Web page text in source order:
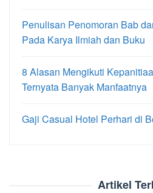
Penulisan Penomoran Bab
Pada Karya Ilmiah dan Buku
8 Alasan Mengikuti
Ternyata Banyak Manfaatnya
Gaji Casual Hotel Perhari di
Artikel